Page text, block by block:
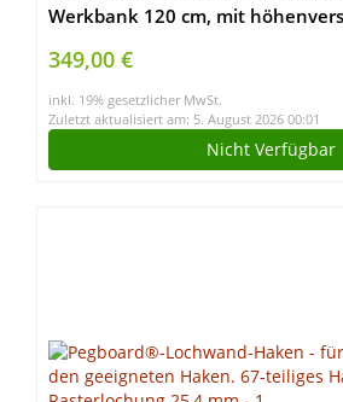
Werkbank 120 cm, mit
Füßen,passender
mit 2 Ablagen, abschließbare
349,00 €
inkl. 19% gesetzlicher MwSt.
Zuletzt aktualisiert am: 5. August 2026 00:01
Nicht Verfügbar